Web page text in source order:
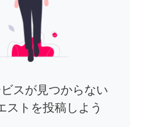
スが見つからない
ストを投稿しよう